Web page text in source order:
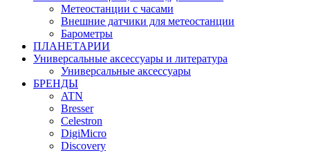
Метеостанции с часами
Внешние датчики для метеостанции
Барометры
ПЛАНЕТАРИИ
Универсальные аксессуары и литература
Универсальные аксессуары
БРЕНДЫ
ATN
Bresser
Celestron
DigiMicro
Discovery